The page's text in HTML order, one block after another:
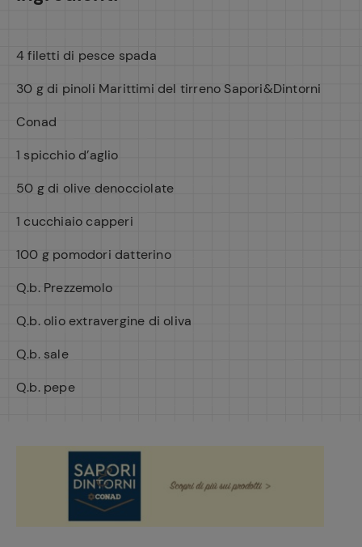
4 filetti di pesce spada
30 g di pinoli Marittimi del tirreno Sapori&Dintorni
Conad
1 spicchio d’aglio
50 g di olive denocciolate
1 cucchiaio capperi
100 g pomodori datterino
Q.b. Prezzemolo
Q.b. olio extravergine di oliva
Q.b. sale
Q.b. pepe